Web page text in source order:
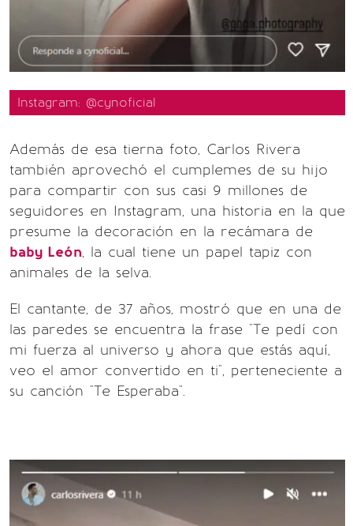
Instagram: @cynoficial
Además de esa tierna foto, Carlos Rivera
también aprovechó el cumplemes de su hijo
para compartir con sus casi 9 millones de
seguidores en Instagram, una historia en la que
presume la decoración en la recámara de
baby León, la cual tiene un papel tapiz con
animales de la selva.
El cantante, de 37 años, mostró que en una de
las paredes se encuentra la frase "Te pedí con
mi fuerza al universo y ahora que estás aquí,
veo el amor convertido en ti", perteneciente a
su canción "Te Esperaba".